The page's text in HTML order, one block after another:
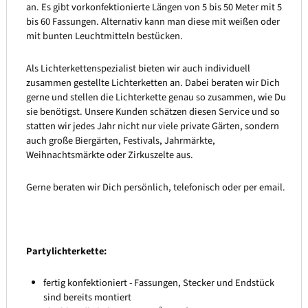
an. Es gibt vorkonfektionierte Längen von 5 bis 50 Meter mit 5
bis 60 Fassungen. Alternativ kann man diese mit weißen oder
mit bunten Leuchtmitteln bestücken.
Als Lichterkettenspezialist bieten wir auch individuell
zusammen gestellte Lichterketten an. Dabei beraten wir Dich
gerne und stellen die Lichterkette genau so zusammen, wie Du
sie benötigst. Unsere Kunden schätzen diesen Service und so
statten wir jedes Jahr nicht nur viele private Gärten, sondern
auch große Biergärten, Festivals, Jahrmärkte,
Weihnachtsmärkte oder Zirkuszelte aus.
Gerne beraten wir Dich persönlich, telefonisch oder per email.
Partylichterkette:
fertig konfektioniert - Fassungen, Stecker und Endstück
sind bereits montiert